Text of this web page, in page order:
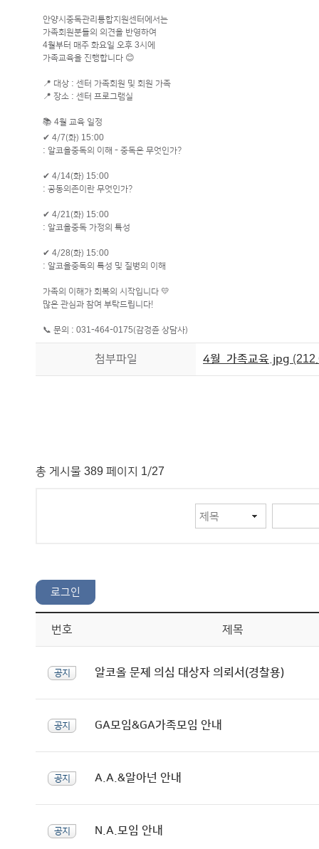
안양시중독관리통합지원센터에서는
가족회원분들의 의견을 반영하여
4월부터 매주 화요일 오후 3시에
가족교육을 진행합니다 😊
📍 대상 : 센터 가족회원 및 회원 가족
📍 장소 : 센터 프로그램실
📚 4월 교육 일정
✔ 4/7(화) 15:00
: 알코올중독의 이해 - 중독은 무엇인가?
✔ 4/14(화) 15:00
: 공동의존이란 무엇인가?
✔ 4/21(화) 15:00
: 알코올중독 가정의 특성
✔ 4/28(화) 15:00
: 알코올중독의 특성 및 질병의 이해
가족의 이해가 회복의 시작입니다 💛
많은 관심과 참여 부탁드립니다!
📞 문의 : 031-464-0175(감겅쥰 상담사)
첨부파일 4월_가족교육.jpg
총 게시물 389 페이지 1/27
번호 제목
공지 알코올 문제 의심 대상자 의뢰서(경찰용)
공지 GA모임&GA가족모임 안내
공지 A.A.&알아넌 안내
공지 N.A.모임 안내